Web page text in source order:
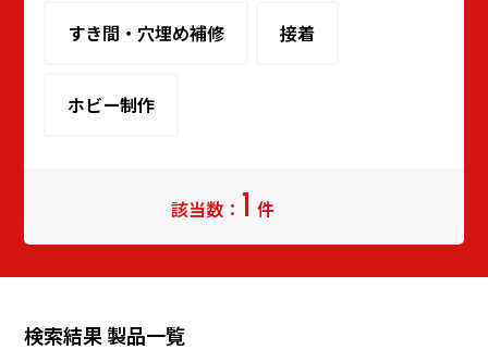
すき間・穴埋め補修 接着
ホビー制作
該当数： 1 件
検索結果 製品一覧